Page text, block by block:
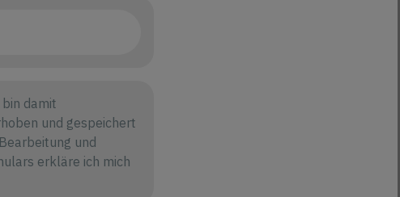
damit
und gespeichert
und
erkläre ich mich